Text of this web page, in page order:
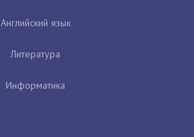
Английский язык
Литература
Информатика